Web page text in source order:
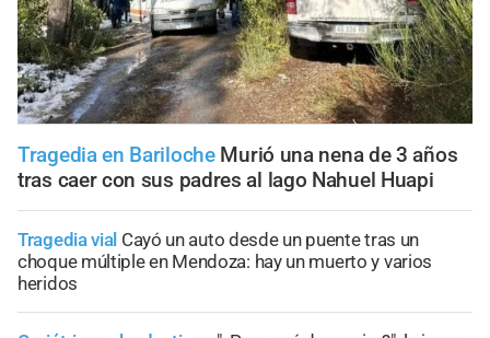
Tragedia en Bariloche Murió una nena de 3 años
tras caer con sus padres al lago Nahuel Huapi
Tragedia vial Cayó un auto desde un puente tras un
choque múltiple en Mendoza: hay un muerto y varios
heridos